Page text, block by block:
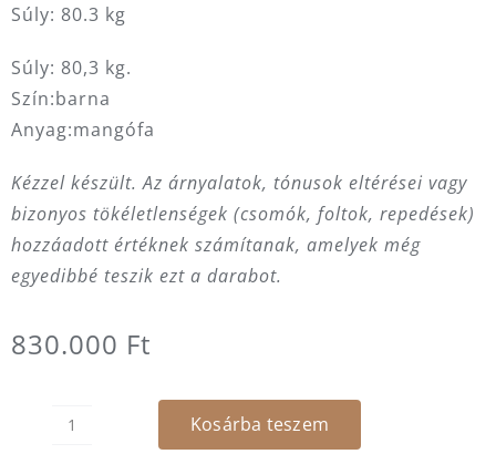
Súly: 80.3 kg
Súly: 80,3 kg.
Szín:barna
Anyag:mangófa
Kézzel készült. Az árnyalatok, tónusok eltérései vagy
bizonyos tökéletlenségek (csomók, foltok, repedések)
hozzáadott értéknek számítanak, amelyek még
egyedibbé teszik ezt a darabot.
830.000 Ft
Íróasztal
Kosárba teszem